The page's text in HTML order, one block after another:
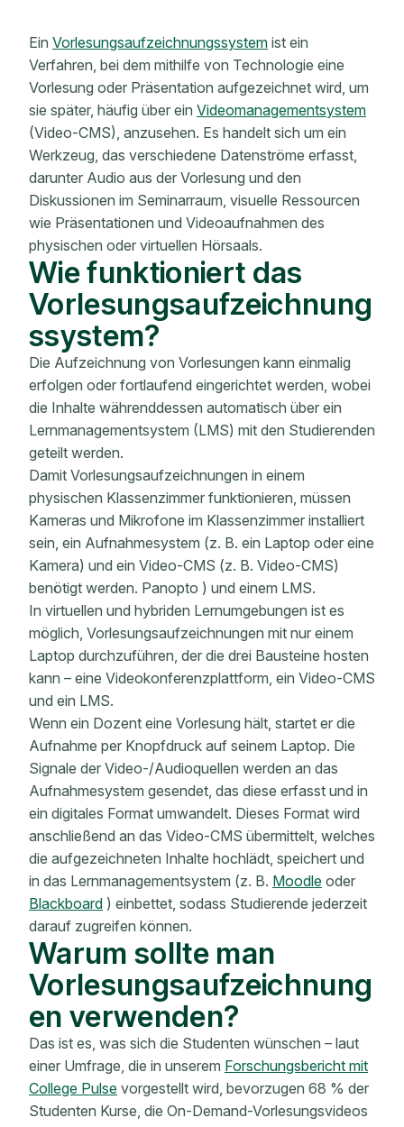
Ein Vorlesungsaufzeichnungssystem ist ein
Verfahren, bei dem mithilfe von Technologie eine
Vorlesung oder Präsentation aufgezeichnet wird, um
sie später, häufig über ein Videomanagementsystem
(Video-CMS), anzusehen. Es handelt sich um ein
Werkzeug, das verschiedene Datenströme erfasst,
darunter Audio aus der Vorlesung und den
Diskussionen im Seminarraum, visuelle Ressourcen
wie Präsentationen und Videoaufnahmen des
physischen oder virtuellen Hörsaals.
Wie funktioniert das
Vorlesungsaufzeichnung
ssystem?
Die Aufzeichnung von Vorlesungen kann einmalig
erfolgen oder fortlaufend eingerichtet werden, wobei
die Inhalte währenddessen automatisch über ein
Lernmanagementsystem (LMS) mit den Studierenden
geteilt werden.
Damit Vorlesungsaufzeichnungen in einem
physischen Klassenzimmer funktionieren, müssen
Kameras und Mikrofone im Klassenzimmer installiert
sein, ein Aufnahmesystem (z. B. ein Laptop oder eine
Kamera) und ein Video-CMS (z. B. Video-CMS)
benötigt werden. Panopto ) und einem LMS.
In virtuellen und hybriden Lernumgebungen ist es
möglich, Vorlesungsaufzeichnungen mit nur einem
Laptop durchzuführen, der die drei Bausteine ​​hosten
kann – eine Videokonferenzplattform, ein Video-CMS
und ein LMS.
Wenn ein Dozent eine Vorlesung hält, startet er die
Aufnahme per Knopfdruck auf seinem Laptop. Die
Signale der Video-/Audioquellen werden an das
Aufnahmesystem gesendet, das diese erfasst und in
ein digitales Format umwandelt. Dieses Format wird
anschließend an das Video-CMS übermittelt, welches
die aufgezeichneten Inhalte hochlädt, speichert und
in das Lernmanagementsystem (z. B. Moodle oder
Blackboard ) einbettet, sodass Studierende jederzeit
darauf zugreifen können.
Warum sollte man
Vorlesungsaufzeichnung
en verwenden?
Das ist es, was sich die Studenten wünschen – laut
einer Umfrage, die in unserem Forschungsbericht mit
College Pulse vorgestellt wird, bevorzugen 68 % der
Studenten Kurse, die On-Demand-Vorlesungsvideos